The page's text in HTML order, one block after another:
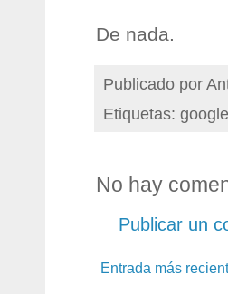
De nada.
Publicado por
Etiquetas: google
No hay
Publicar un
Entrada más